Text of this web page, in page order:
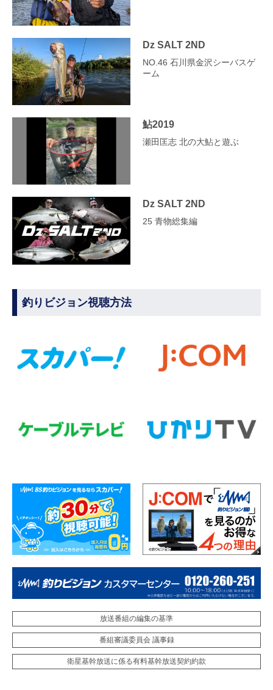
Dz SALT 2ND
NO.46 石川県金沢シーバスゲ
ーム
鮎2019
瀬田匡志 北の大鮎と遊ぶ
Dz SALT 2ND
25 青物総集編
釣りビジョン視聴方法
放送番組の編集の基準
番組審議委員会 議事録
衛星基幹放送に係る有料基幹放送契約約款